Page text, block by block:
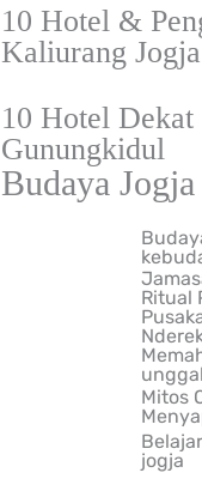
10 Hotel &
Kaliurang Jogja
10 Hotel Dekat
Gunungkidul
Budaya Jogja
Ritual
Mitos
jogja